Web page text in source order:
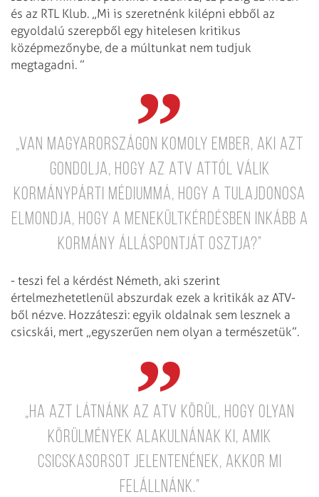
és az RTL Klub. „Mi is szeretnénk kilépni ebből az
egyoldalú szerepből egy hitelesen kritikus
középmezőnybe, de a múltunkat nem tudjuk
megtagadni. ”
„Van Magyarországon komoly ember, aki azt
gondolja, hogy az ATV attól válik
kormánypárti médiummá, hogy a tulajdonosa
elmondja, hogy a menekültkérdésben inkább a
kormány álláspontját osztja?”
- teszi fel a kérdést Németh, aki szerint
értelmezhetetlenül abszurdak ezek a kritikák az ATV-
ből nézve. Hozzáteszi: egyik oldalnak sem lesznek a
csicskái, mert „egyszerűen nem olyan a természetük”.
„Ha azt látnánk az ATV körül, hogy olyan
körülmények alakulnának ki, amik
csicskasorsot jelentenének, akkor mi
felállnánk.”